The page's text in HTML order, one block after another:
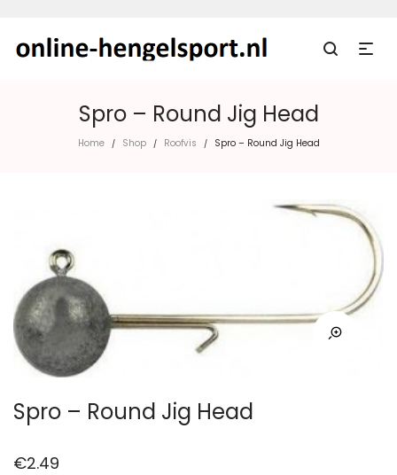
Spro – Round Jig Head
Home / Shop / Roofvis / Spro – Round Jig Head
Spro – Round Jig Head
€2.49